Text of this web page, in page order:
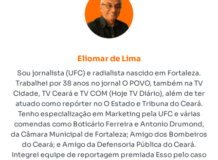
Eliomar de Lima
Sou jornalista (UFC) e radialista nascido em Fortaleza.
Trabalhei por 38 anos no jornal O POVO, também na TV
Cidade, TV Ceará e TV COM (Hoje TV Diário), além de ter
atuado como repórter no O Estado e Tribuna do Ceará.
Tenho especialização em Marketing pela UFC e várias
comendas como Boticário Ferreira e Antonio Drumond,
da Câmara Municipal de Fortaleza; Amigo dos Bombeiros
do Ceará; e Amigo da Defensoria Pública do Ceará.
Integrei equipe de reportagem premiada Esso pelo caso